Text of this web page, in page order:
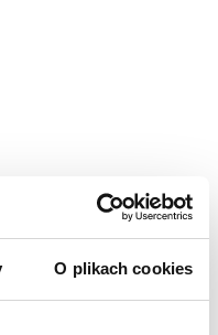
O plikach cookies